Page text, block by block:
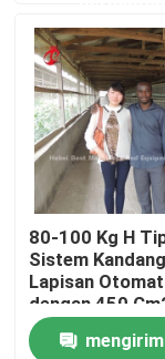
Rumah
Tentang kita
Kontak
Produk
Sistem
80-100 Kg H
Sistem Kandang
Lapisan
dengan 450
Area/Bird Rose